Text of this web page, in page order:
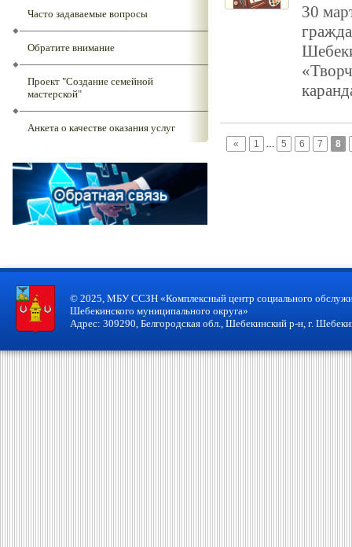
Часто задаваемые вопросы
Обратите внимание
Проект "Создание семейной
мастерской"
Анкета о качестве оказания услуг
30
« 1 … 5 6 7 8
© 2025, МБУ ССЗН «Комплексный центр социального
Шебекинского муниципального округа»
Адрес: 309290, Белгородская обл., Шебекинский р-н, г.